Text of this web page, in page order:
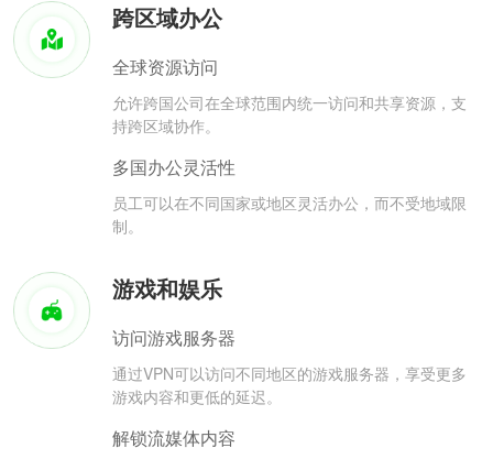
跨区域办公
全球资源访问
允许跨国公司在全球范围内统一访问和共享资源，支
持跨区域协作。
多国办公灵活性
员工可以在不同国家或地区灵活办公，而不受地域限
制。
游戏和娱乐
访问游戏服务器
通过VPN可以访问不同地区的游戏服务器，享受更多
游戏内容和更低的延迟。
解锁流媒体内容